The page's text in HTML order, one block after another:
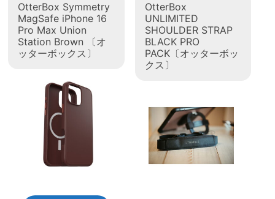
OtterBox Symmetry
MagSafe iPhone 16
Pro Max Union
Station Brown 〔オ
ッターボックス〕
OtterBox
UNLIMITED
SHOULDER STRAP
BLACK PRO
PACK〔オッターボッ
クス〕